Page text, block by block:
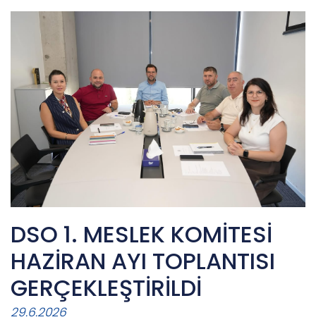
DSO 1. MESLEK KOMİTESİ
HAZİRAN AYI TOPLANTISI
GERÇEKLEŞTİRİLDİ
29.6.2026